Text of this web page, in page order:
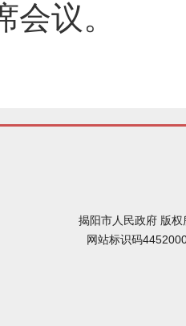
会议。
揭阳市人民政府 版
网站标识码